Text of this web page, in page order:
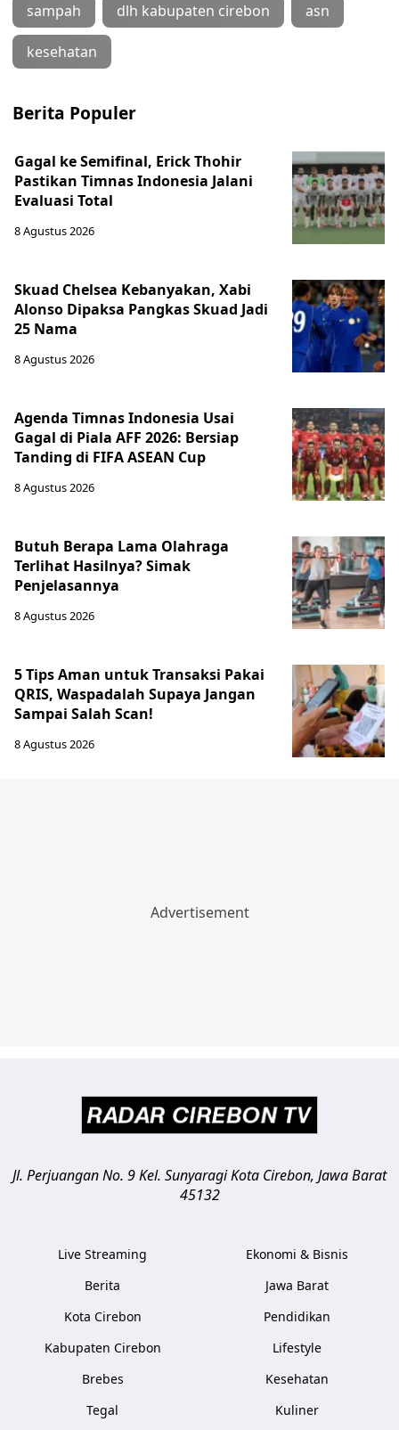
sampah dlh kabupaten cirebon asn
kesehatan
Berita Populer
Gagal ke Semifinal, Erick Thohir
Pastikan Timnas Indonesia Jalani
Evaluasi Total
8 Agustus 2026
Skuad Chelsea Kebanyakan, Xabi
Alonso Dipaksa Pangkas Skuad Jadi
25 Nama
8 Agustus 2026
Agenda Timnas Indonesia Usai
Gagal di Piala AFF 2026: Bersiap
Tanding di FIFA ASEAN Cup
8 Agustus 2026
Butuh Berapa Lama Olahraga
Terlihat Hasilnya? Simak
Penjelasannya
8 Agustus 2026
5 Tips Aman untuk Transaksi Pakai
QRIS, Waspadalah Supaya Jangan
Sampai Salah Scan!
8 Agustus 2026
Jl. Perjuangan No. 9 Kel. SunyaragiKota Cirebon, Jawa Barat
45132
Live Streaming
Berita
Kota Cirebon
Kabupaten Cirebon
Brebes
Tegal
Ekonomi & Bisnis
Jawa Barat
Pendidikan
Lifestyle
Kesehatan
Kuliner